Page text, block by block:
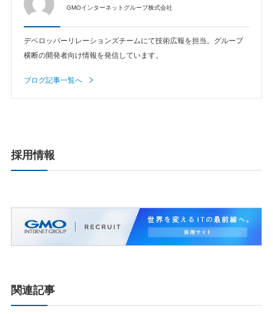
GMOインターネットグループ株式会社
デベロッパーリレーションズチームにて技術広報を担当。グループ
横断の開発者向け情報を発信しています。
ブログ記事一覧へ
採用情報
関連記事